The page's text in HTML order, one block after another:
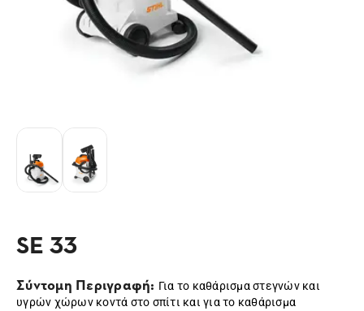
SE 33
Σύντομη Περιγραφή: Για το καθάρισμα στεγνών και
υγρών χώρων κοντά στο σπίτι και για το καθάρισμα